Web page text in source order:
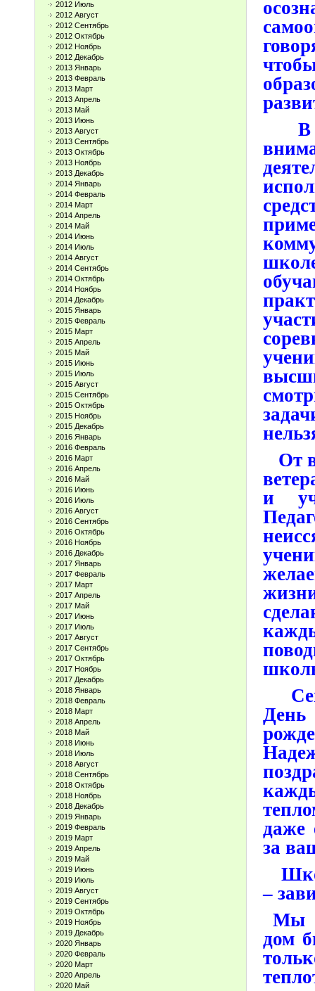
2012 Июль
2012 Август
2012 Сентябрь
2012 Октябрь
2012 Ноябрь
2012 Декабрь
2013 Январь
2013 Февраль
2013 Март
2013 Апрель
2013 Май
2013 Июнь
2013 Август
2013 Сентябрь
2013 Октябрь
2013 Ноябрь
2013 Декабрь
2014 Январь
2014 Февраль
2014 Март
2014 Апрель
2014 Май
2014 Июнь
2014 Июль
2014 Август
2014 Сентябрь
2014 Октябрь
2014 Ноябрь
2014 Декабрь
2015 Январь
2015 Февраль
2015 Март
2015 Апрель
2015 Май
2015 Июнь
2015 Июль
2015 Август
2015 Сентябрь
2015 Октябрь
2015 Ноябрь
2015 Декабрь
2016 Январь
2016 Февраль
2016 Март
2016 Апрель
2016 Май
2016 Июнь
2016 Июль
2016 Август
2016 Сентябрь
2016 Октябрь
2016 Ноябрь
2016 Декабрь
2017 Январь
2017 Февраль
2017 Март
2017 Апрель
2017 Май
2017 Июнь
2017 Июль
2017 Август
2017 Сентябрь
2017 Октябрь
2017 Ноябрь
2017 Декабрь
2018 Январь
2018 Февраль
2018 Март
2018 Апрель
2018 Май
2018 Июнь
2018 Июль
2018 Август
2018 Сентябрь
2018 Октябрь
2018 Ноябрь
2018 Декабрь
2019 Январь
2019 Февраль
2019 Март
2019 Апрель
2019 Май
2019 Июнь
2019 Июль
2019 Август
2019 Сентябрь
2019 Октябрь
2019 Ноябрь
2019 Декабрь
2020 Январь
2020 Февраль
2020 Март
2020 Апрель
2020 Май
В
От
и
даже
за
–
Мы
дом